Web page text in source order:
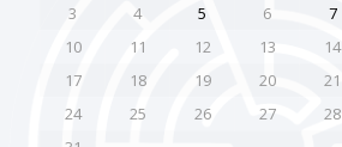
3
4 5 6 7
10
11 12 13 14
17
18 19 20 21
24
25 26 27 28